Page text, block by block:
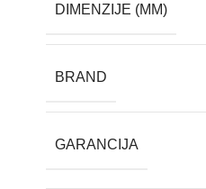
DIMENZIJE (MM)
BRAND
GARANCIJA